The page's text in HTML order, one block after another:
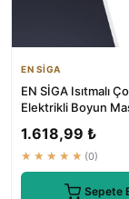
EN SİGA
EN SİGA Isıtmalı
Elektrikli Boyun
1.618,99 ₺
★★★★★ (0)
Sepete